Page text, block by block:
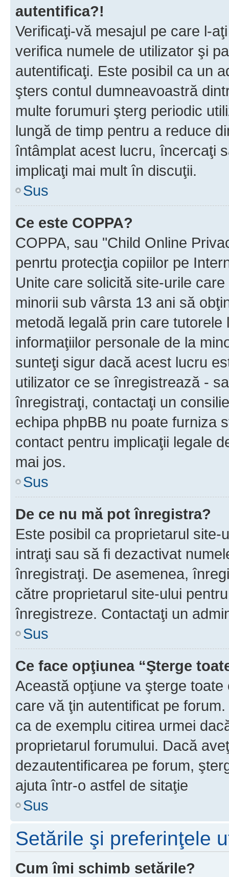
autentifica?!
Verificaţi-vă mesajul pe care l-
verifica numele de utilizator şi
autentificaţi. Este posibil ca un
şters contul dumneavoastră
multe forumuri şterg periodic
lungă de timp pentru a reduce
întâmplat acest lucru, încercaţi
implicaţi mai mult în discuţii.
Sus
Ce este COPPA?
COPPA, sau "Child Online
penrtu protecţia copiilor pe
Unite care solicită site-urile
minorii sub vârsta 13 ani să
metodă legală prin care
informaţiilor personale de la
sunteţi sigur dacă acest lucru
utilizator ce se înregistrează -
înregistraţi, contactaţi un
echipa phpBB nu poate furniza
contact pentru implicaţii legale
mai jos.
Sus
De ce nu mă pot înregistra?
Este posibil ca proprietarul
intraţi sau să fi dezactivat
înregistraţi. De asemenea,
către proprietarul site-ului
înregistreze. Contactaţi un
Sus
Ce face opţiunea “Şterge
Această opţiune va şterge
care vă ţin autentificat pe
ca de exemplu citirea urmei
proprietarul forumului. Dacă
dezautentificarea pe forum,
ajuta într-o astfel de sitaţie
Sus
Setările şi preferinţele
Cum îmi schimb setările?